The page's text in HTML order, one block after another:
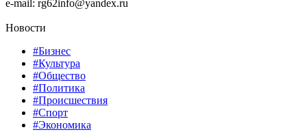
e-mail: rg62info@yandex.ru
Новости
#Бизнес
#Культура
#Общество
#Политика
#Происшествия
#Спорт
#Экономика